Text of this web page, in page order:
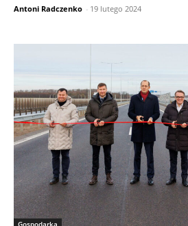
Antoni Radczenko - 19 lutego 2024